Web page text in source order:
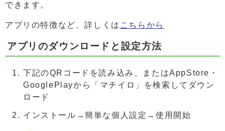
できます。
アプリの特徴など、詳しくは こちらから
アプリのダウンロードと設定方法
下記のQRコードを読み込み、またはAppStore・
GooglePlayから「マチイロ」を検索してダウン
ロード
インストール→簡単な個人設定→使用開始